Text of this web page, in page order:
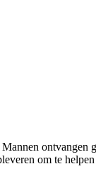
ontvangen
om te